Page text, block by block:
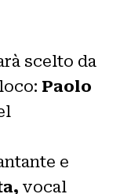
scelto da
Paolo
e
vocal